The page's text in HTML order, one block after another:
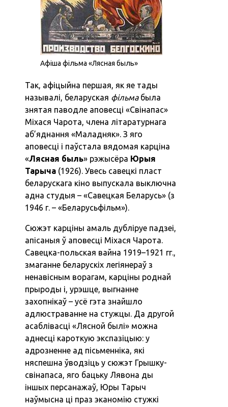
Афіша фільма «‎Лясная быль»‎
Так, афіцыйна першая, як яе тады
называлі, беларуская фільмабыла
знятая паводле аповесці «‎Свінапас‎»
Міхася Чарота, члена літаратурнага
аб’яднання «‎Маладняк». З яго
аповесці і паўстала вядомая карціна
«‎Лясная быль» рэжысёра Юрыя
Тарыча (1926). Увесь савецкі пласт
беларускага кіно выпускала выключна
адна студыя – «‎Савецкая Беларусь‎» (з
1946 г. – «‎Беларусьфільм»).
Сюжэт карціны амаль дубліруе падзеі,
апісаныя ў аповесці Міхася Чарота.
Савецка-польская вайна 1919–1921 гг.,
змаганне беларускіх легіянераў з
ненавісным ворагам, карціны роднай
прыроды і, урэшце, выгнанне
захопнікаў – усё гэта знайшло
адлюстраванне на стужцы. Да другой
асаблівасці «‎Лясной былі» можна
аднесці кароткую экспазіцыю: у
адрозненне ад пісьменніка, які
няспешна ўводзіць у сюжэт Грышку-
свінапаса, яго бацьку Лявона ды
іншых персанажаў, Юры Тарыч
наўмысна ці праз эканомію стужкі